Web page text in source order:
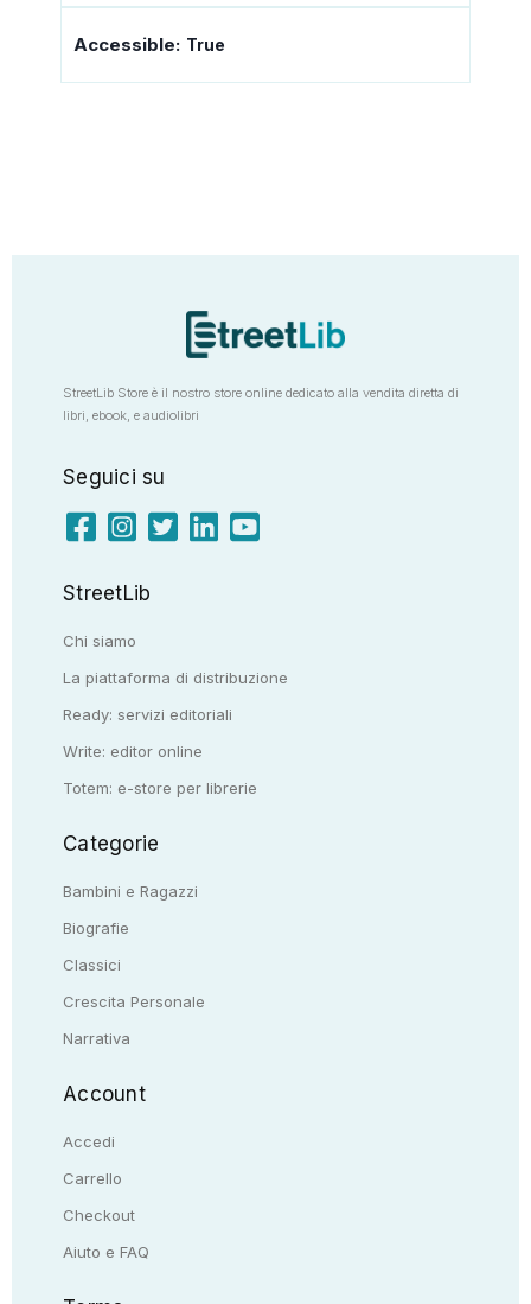
Accessible: True
StreetLib Store è il nostro store online dedicato alla vendita diretta di
libri, ebook, e audiolibri
Seguici su
StreetLib
Chi siamo
La piattaforma di distribuzione
Ready: servizi editoriali
Write: editor online
Totem: e-store per librerie
Categorie
Bambini e Ragazzi
Biografie
Classici
Crescita Personale
Narrativa
Account
Accedi
Carrello
Checkout
Aiuto e FAQ